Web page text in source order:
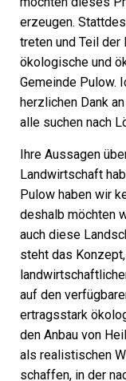
erzeugen.
treten und Teil
ökologische und
Gemeinde Pulow.
herzlichen Dank
alle suchen nach
Ihre Aussagen
Landwirtschaft
Pulow haben wir
deshalb möchten
auch diese
steht das
auf den
ertragsstark
den Anbau von
als realistischen
schaffen, in der